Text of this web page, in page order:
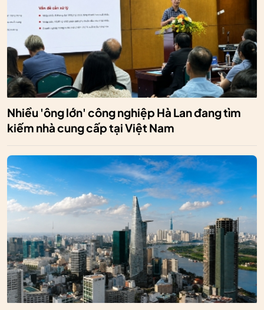
Nhiều 'ông lớn' công nghiệp Hà Lan đang tìm
kiếm nhà cung cấp tại Việt Nam